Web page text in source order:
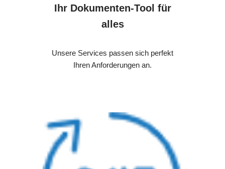
Ihr Dokumenten-Tool für
alles
Unsere Services passen sich perfekt
Ihren Anforderungen an.